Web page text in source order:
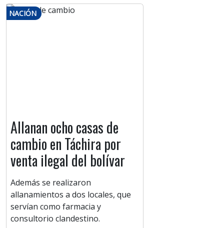
NACIÓN
Allanan ocho casas de
cambio en Táchira por
venta ilegal del bolívar
Además se realizaron
allanamientos a dos locales, que
servían como farmacia y
consultorio clandestino.